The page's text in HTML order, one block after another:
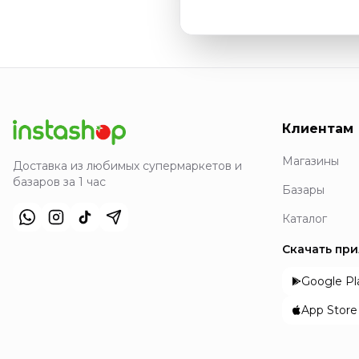
Доставка из любимых супермаркетов и
базаров за 1 час
Клиентам
Магазины
Базары
Каталог
Скачать
Google
App Store